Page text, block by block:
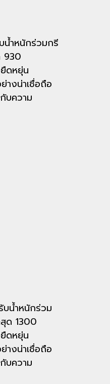
น้ำหนักร่วมกรี
930
ดหยุ่น
างน่าเชื่อถือ
บความ
บน้ำหนักร่วม
สุด 1300
ดหยุ่น
างน่าเชื่อถือ
บความ